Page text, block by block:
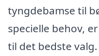
tyngdebamse til
specielle behov,
til det bedste valg.